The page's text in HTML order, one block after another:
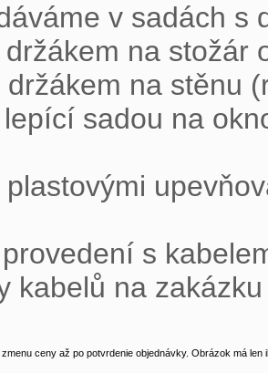
v sadách s
držákem na stožár
držákem na stěnu
sadou na
plastovými
s
kabelů na
ceny až po potvrdenie objednávky. Obrázok má len